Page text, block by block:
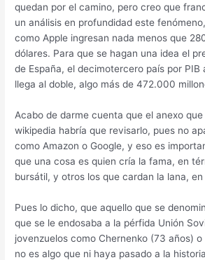
quedan por el camino, pero creo que
un análisis en profundidad este
como Apple ingresan nada menos que
dólares. Para que se hagan una idea el
de España, el decimotercero país por PIB
llega al doble, algo más de 472.000
Acabo de darme cuenta que el anexo
wikipedia habría que revisarlo, pues no
como Amazon o Google, y eso es
que una cosa es quien cría la fama, en
bursátil, y otros los que cardan la lana,
Pues lo dicho, que aquello que se
que se le endosaba a la pérfida Unión
jovenzuelos como Chernenko (73 años)
no es algo que ni haya pasado a la